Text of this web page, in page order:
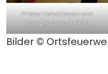
Probe Hebekissen und
Fahrzeugkunde 9/10
Bilder ©